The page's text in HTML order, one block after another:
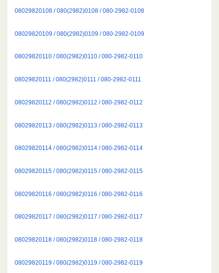
08029820108 / 080(2982)0108 / 080-2982-0108
08029820109 / 080(2982)0109 / 080-2982-0109
08029820110 / 080(2982)0110 / 080-2982-0110
08029820111 / 080(2982)0111 / 080-2982-0111
08029820112 / 080(2982)0112 / 080-2982-0112
08029820113 / 080(2982)0113 / 080-2982-0113
08029820114 / 080(2982)0114 / 080-2982-0114
08029820115 / 080(2982)0115 / 080-2982-0115
08029820116 / 080(2982)0116 / 080-2982-0116
08029820117 / 080(2982)0117 / 080-2982-0117
08029820118 / 080(2982)0118 / 080-2982-0118
08029820119 / 080(2982)0119 / 080-2982-0119